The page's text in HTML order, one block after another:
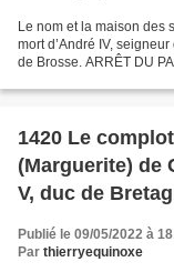
Le nom et la maison des
mort d’André IV,
de Brosse. ARRÊT DU
1420 Le
(Marguerite) de
V, duc de
Publié le 09/05/2022 à
Par thierryequinoxe